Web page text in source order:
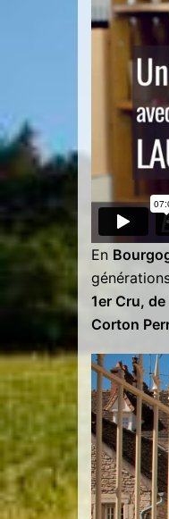
En
1er Cru, de
Corton